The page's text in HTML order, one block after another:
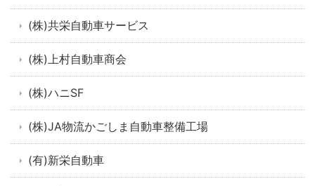
(株)共栄自動車サービス
(株)上村自動車商会
(株)ハニSF
(株)JA物流かごしま自動車整備工場
(有)新栄自動車